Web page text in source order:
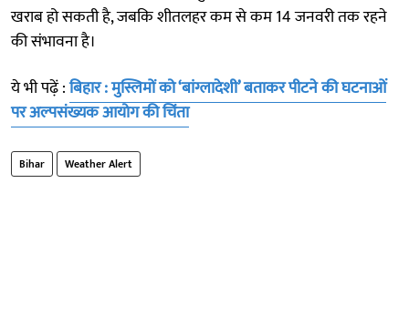
खराब हो सकती है, जबकि शीतलहर कम से कम 14 जनवरी तक रहने
की संभावना है।
ये भी पढ़ें :बिहार : मुस्लिमों को ‘बांग्लादेशी’ बताकर पीटने की घटनाओं
पर अल्पसंख्यक आयोग की चिंता
Bihar Weather Alert